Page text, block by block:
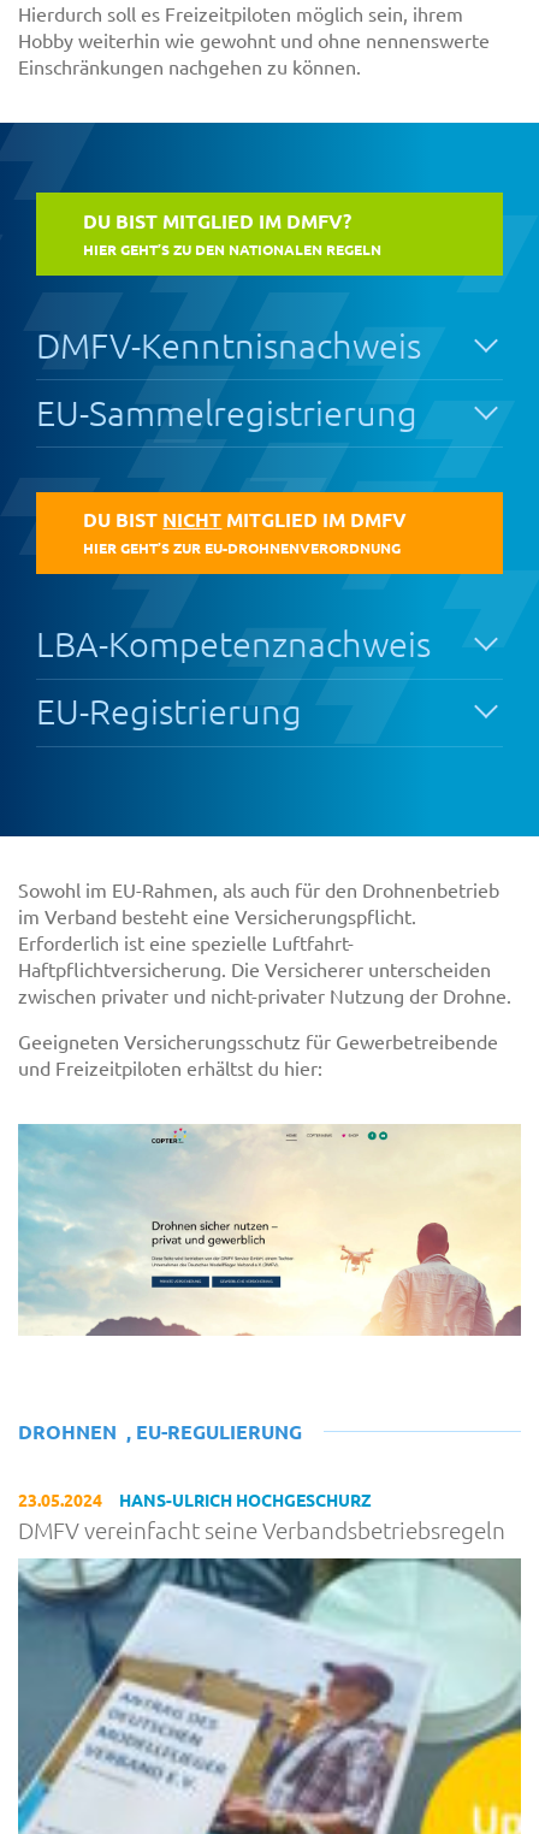
Hierdurch soll es Freizeitpiloten möglich sein, ihrem
Hobby weiterhin wie gewohnt und ohne nennenswerte
Einschränkungen nachgehen zu können.
DU BIST MITGLIED IM DMFV?
HIER GEHT’S ZU DEN NATIONALEN REGELN
DMFV-Kenntnisnachweis
EU-Sammelregistrierung
DU BIST NICHT MITGLIED IM DMFV
HIER GEHT’S ZUR EU-DROHNENVERORDNUNG
LBA-Kompetenznachweis
EU-Registrierung
Sowohl im EU-Rahmen, als auch für den Drohnenbetrieb
im Verband besteht eine Versicherungspflicht.
Erforderlich ist eine spezielle Luftfahrt-
Haftpflichtversicherung. Die Versicherer unterscheiden
zwischen privater und nicht-privater Nutzung der Drohne.
Geeigneten Versicherungsschutz für Gewerbetreibende
und Freizeitpiloten erhältst du hier:
DROHNEN , EU-REGULIERUNG
23.05.2024 HANS-ULRICH HOCHGESCHURZ
DMFV vereinfacht seine Verbandsbetriebsregeln